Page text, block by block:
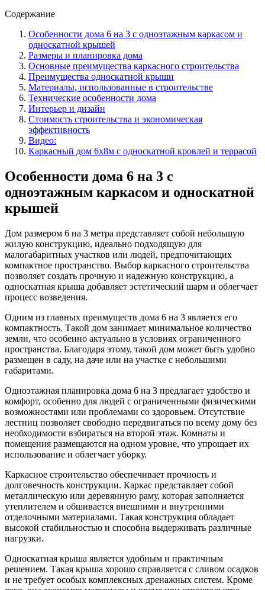
Содержание
Особенности дома 6 на 3 с одноэтажным каркасом и
односкатной крышей
Размеры и планировка дома
Основные преимущества каркасного строительства
Преимущества односкатной крыши
Материалы, использованные в строительстве
Технические особенности дома
Интерьер и дизайн
Стоимость строительства и экономическая
эффективность
Видео:
Каркасный дом 6х8м с односкатной кровлей и террасой
Особенности дома 6 на 3 с
одноэтажным каркасом и односкатной
крышей
Дом размером 6 на 3 метра представляет собой небольшую
жилую конструкцию, идеально подходящую для
малогабаритных участков или людей, предпочитающих
компактное пространство. Выбор каркасного строительства
позволяет создать прочную и надежную конструкцию, а
односкатная крыша добавляет эстетический шарм и облегчает
процесс возведения.
Одним из главных преимуществ дома 6 на 3 является его
компактность. Такой дом занимает минимальное количество
земли, что особенно актуально в условиях ограниченного
пространства. Благодаря этому, такой дом может быть удобно
размещен в саду, на даче или на участке с небольшими
габаритами.
Одноэтажная планировка дома 6 на 3 предлагает удобство и
комфорт, особенно для людей с ограниченными физическими
возможностями или проблемами со здоровьем. Отсутствие
лестниц позволяет свободно передвигаться по всему дому без
необходимости взбираться на второй этаж. Комнаты и
помещения размещаются на одном уровне, что упрощает их
использование и облегчает уборку.
Каркасное строительство обеспечивает прочность и
долговечность конструкции. Каркас представляет собой
металлическую или деревянную раму, которая заполняется
утеплителем и обшивается внешними и внутренними
отделочными материалами. Такая конструкция обладает
высокой стабильностью и способна выдерживать различные
нагрузки.
Односкатная крыша является удобным и практичным
решением. Такая крыша хорошо справляется с сливом осадков
и не требует особых комплексных дренажных систем. Кроме